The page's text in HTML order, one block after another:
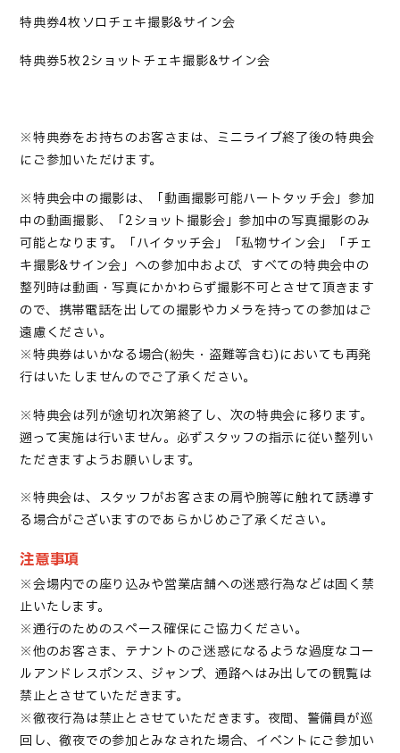
特典券4枚→ソロチェキ撮影&サイン会
特典券5枚→2ショットチェキ撮影&サイン会
※特典券をお持ちのお客さまは、 ミニライブ終了後の特典会
にご参加いただけます。
※特典会中の撮影は、「動画撮影可能ハートタッチ会」参加
中の動画撮影、「2ショット撮影会」 参加中の写真撮影のみ
可能となります。「ハイタッチ会」「私物サイン会」
「チェ
キ撮影&サイン会」 への参加中および、すべての特典会中の
整列時は動画・ 写真にかかわらず撮影不可とさせて頂きます
ので、 携帯電話を出しての撮影やカメラを持っての参加はご
遠慮ください。
※特典券はいかなる場合(紛失・盗難等含む)においても再発
行はいたしませんのでご了承ください。
※特典会は列が途切れ次第終了し、次の特典会に移ります。
遡って実施は行いません。必ずスタッフの指示に従い整列い
ただきますようお願いします。
※特典会は、スタッフがお客さまの肩や腕等に触れて誘導す
る場合がございますのであらかじめご了承 ください。
注意事項
※会場内での座り込みや営業店舗への迷惑行為などは固く禁
止いたします。
※通行のためのスペース確保にご協力ください。
※他のお客さま、テナントのご迷惑になるような過度なコー
ルアンドレスポンス、ジャンプ、通路へはみ出しての観覧は
禁止とさせていただきます。
※徹夜行為は禁止とさせていただきます。夜間、警備員が巡
回し、徹夜での参加とみなされた場合、イベントにご参加い